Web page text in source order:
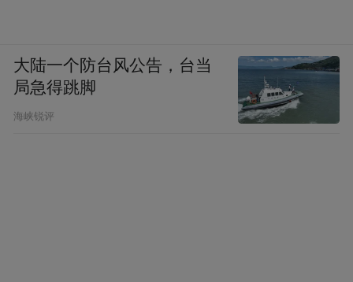
大陆一个防台风公告，台当
局急得跳脚
海峡锐评